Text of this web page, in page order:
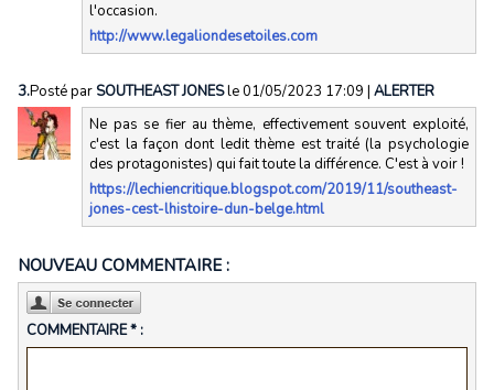
l'occasion.
http://www.legaliondesetoiles.com
3.Posté par SOUTHEAST JONESle 01/05/2023 17:09 | ALERTER
Ne pas se fier au thème, effectivement souvent exploité,
c'est la façon dont ledit thème est traité (la psychologie
des protagonistes) qui fait toute la différence. C'est à voir !
https://lechiencritique.blogspot.com/2019/11/southeast-
jones-cest-lhistoire-dun-belge.html
NOUVEAU COMMENTAIRE :
COMMENTAIRE * :